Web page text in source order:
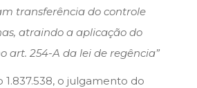
transferência do controle
atraindo a aplicação do
art. 254-A da lei de regência”
o julgamento do